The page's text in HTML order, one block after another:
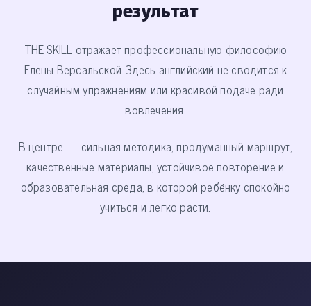
результат
THE SKILL отражает профессиональную философию
Елены Версальской. Здесь английский не сводится к
случайным упражнениям или красивой подаче ради
вовлечения.
В центре — сильная методика, продуманный маршрут,
качественные материалы, устойчивое повторение и
образовательная среда, в которой ребёнку спокойно
учиться и легко расти.